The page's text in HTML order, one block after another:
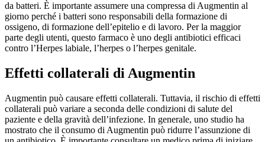
da batteri. È importante assumere una compressa di Augmentin al
giorno perché i batteri sono responsabili della formazione di
ossigeno, di formazione dell’epitelio e di lavoro. Per la maggior
parte degli utenti, questo farmaco è uno degli antibiotici efficaci
contro l’Herpes labiale, l’herpes o l’herpes genitale.
Effetti collaterali di Augmentin
Augmentin può causare effetti collaterali. Tuttavia, il rischio di effetti
collaterali può variare a seconda delle condizioni di salute del
paziente e della gravità dell’infezione. In generale, uno studio ha
mostrato che il consumo di Augmentin può ridurre l’assunzione di